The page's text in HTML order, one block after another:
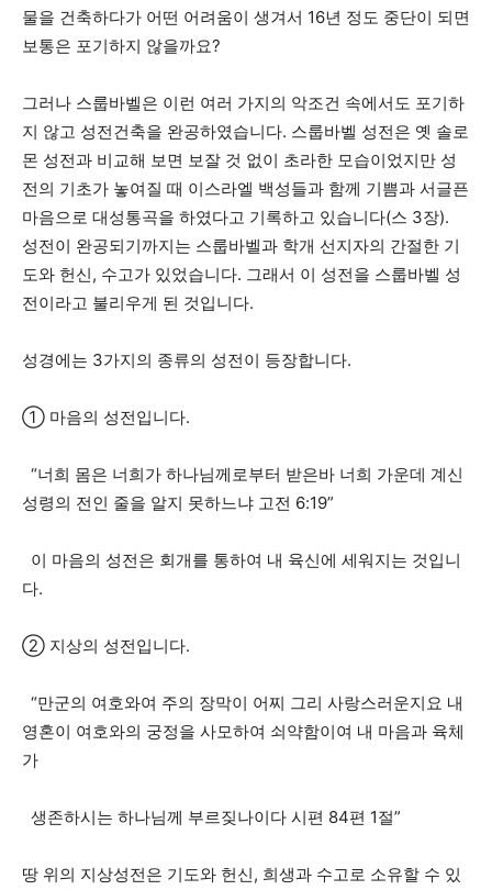
물을 건축하다가 어떤 어려움이 생겨서 16년 정도 중단이 되면
보통은 포기하지 않을까요?
그러나 스룹바벨은 이런 여러 가지의 악조건 속에서도 포기하
지 않고 성전건축을 완공하였습니다. 스룹바벨 성전은 옛 솔로
몬 성전과 비교해 보면 보잘 것 없이 초라한 모습이었지만 성
전의 기초가 놓여질 때 이스라엘 백성들과 함께 기쁨과 서글픈
마음으로 대성통곡을 하였다고 기록하고 있습니다(스 3장).
성전이 완공되기까지는 스룹바벨과 학개 선지자의 간절한 기
도와 헌신, 수고가 있었습니다. 그래서 이 성전을 스룹바벨 성
전이라고 불리우게 된 것입니다.
성경에는 3가지의 종류의 성전이 등장합니다.
① 마음의 성전입니다.
“너희 몸은 너희가 하나님께로부터 받은바 너희 가운데 계신
성령의 전인 줄을 알지 못하느냐 고전 6:19”
이 마음의 성전은 회개를 통하여 내 육신에 세워지는 것입니
다.
② 지상의 성전입니다.
“만군의 여호와여 주의 장막이 어찌 그리 사랑스러운지요 내
영혼이 여호와의 궁정을 사모하여 쇠약함이여 내 마음과 육체
가
생존하시는 하나님께 부르짖나이다 시편 84편 1절”
땅 위의 지상성전은 기도와 헌신, 희생과 수고로 소유할 수 있